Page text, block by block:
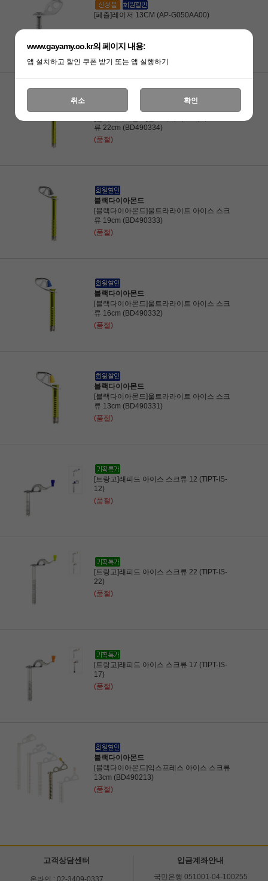
[페츨]레이저 13CM (AP-G050AA00)
블랙다이아몬드
류 22cm (BD490334)
(품절)
블랙다이아몬드
[블랙다이아몬드]울트라라이트 아이스 스크
류 19cm (BD490333)
(품절)
블랙다이아몬드
[블랙다이아몬드]울트라라이트 아이스 스크
류 16cm (BD490332)
(품절)
블랙다이아몬드
[블랙다이아몬드]울트라라이트 아이스 스크
류 13cm (BD490331)
(품절)
[트랑고]래피드 아이스 스크류 12 (TIPT-IS-
12)
(품절)
[트랑고]래피드 아이스 스크류 22 (TIPT-IS-
22)
(품절)
[트랑고]래피드 아이스 스크류 17 (TIPT-IS-
17)
(품절)
블랙다이아몬드
[블랙다이아몬드]익스프레스 아이스 스크류
13cm (BD490213)
(품절)
고객상담센터
온라인 : 02-3409-0337
입금계좌안내
국민은행 051001-04-100255
www.gayamy.co.kr의 페이지 내용:
앱 설치하고 할인 쿠폰 받기 또는 앱 실행하기
취소 확인